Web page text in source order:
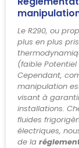
Le R290, ou
plus en plus
(faible Potentiel
Cependant,
manipulation
visant à
installations.
fluides
électriques,
de la